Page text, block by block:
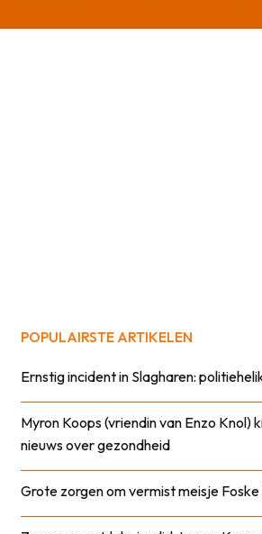
POPULAIRSTE ARTIKELEN
Ernstig incident in Slagharen:
Myron Koops (vriendin van Enzo Knol)
nieuws over gezondheid
Grote zorgen om vermist meisje